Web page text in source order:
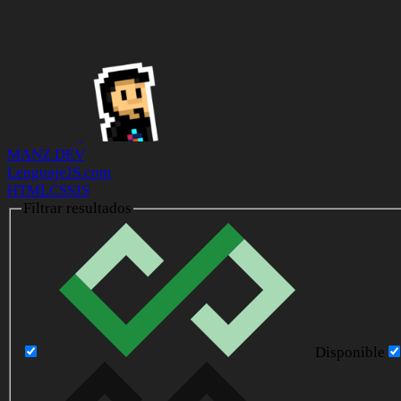
MANZ.DEV
LenguajeJS.com
HTMLCSSJS
Filtrar resultados
Disponible